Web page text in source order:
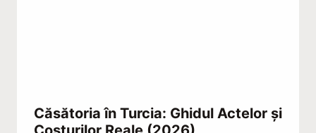
Căsătoria în Turcia: Ghidul Actelor și